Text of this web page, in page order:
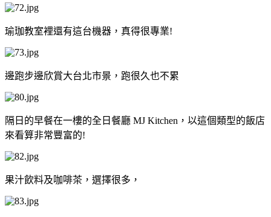
瑜珈教室裡還有這台機器，真得很專業!
邊跑步邊欣賞大台北市景，跑很久也不累
隔日的早餐在一樓的全日餐廳 MJ Kitchen，以這個類型的飯店
來看算非常豐富的!
果汁飲料及咖啡茶，選擇很多，